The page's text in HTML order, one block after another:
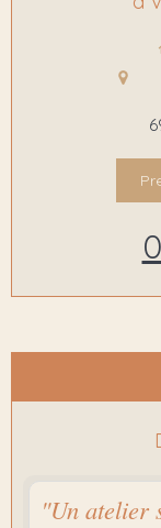
"Un atelier